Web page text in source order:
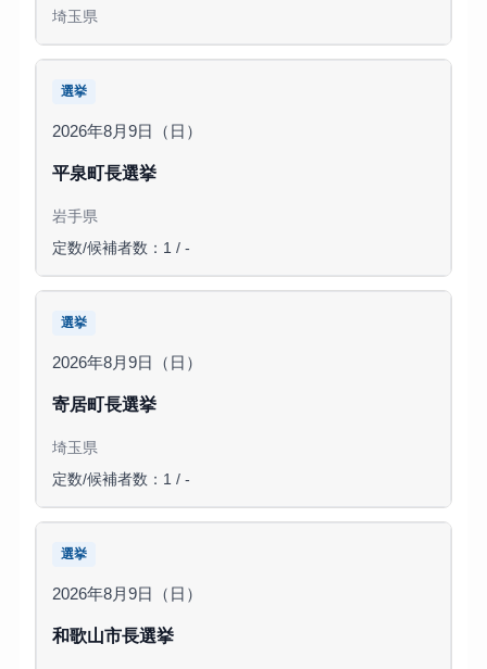
埼玉県
選挙
2026年8月9日（日）
平泉町長選挙
岩手県
定数/候補者数：1 / -
選挙
2026年8月9日（日）
寄居町長選挙
埼玉県
定数/候補者数：1 / -
選挙
2026年8月9日（日）
和歌山市長選挙